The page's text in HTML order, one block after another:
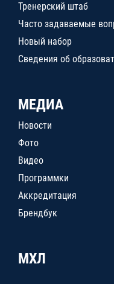
Тренерский штаб
Часто задаваемые
Новый набор
Сведения об
МЕДИА
Новости
Фото
Видео
Программки
Аккредитация
Брендбук
МХЛ